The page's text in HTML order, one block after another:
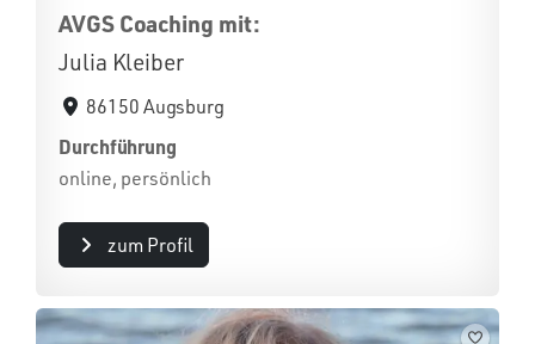
AVGS Coaching mit:
Julia Kleiber
86150 Augsburg
Durchführung
online, persönlich
zum Profil